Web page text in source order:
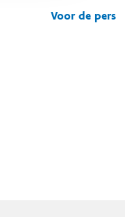
Voor de pers